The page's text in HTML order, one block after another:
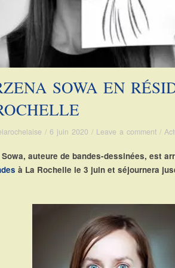
SOWA EN
/ 6 juin 2020 / Leave a comment /
Sowa, auteure de bandes-dessinées, est
à La Rochelle le 3 juin et séjournera